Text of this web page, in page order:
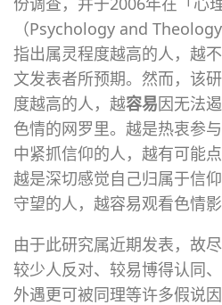
（Psychology and
指出属灵程度越高的人，越
文发表者所预期。然而，该
度越高的人，越容易因无法
色情的网罗里。越是热衷参
中紧抓信仰的人，越有可能
越是深切感觉自己归属于信
守望的人，越容易观看色情影
由于此研究属近期发表，故
较少人反对、较易博得认同
外遇更可被同理等许多假说